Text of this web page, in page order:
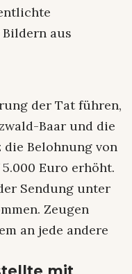
aus
der Tat führen,
Baar und die
die Belohnung von
Euro erhöht.
Sendung unter
Zeugen
an jede andere